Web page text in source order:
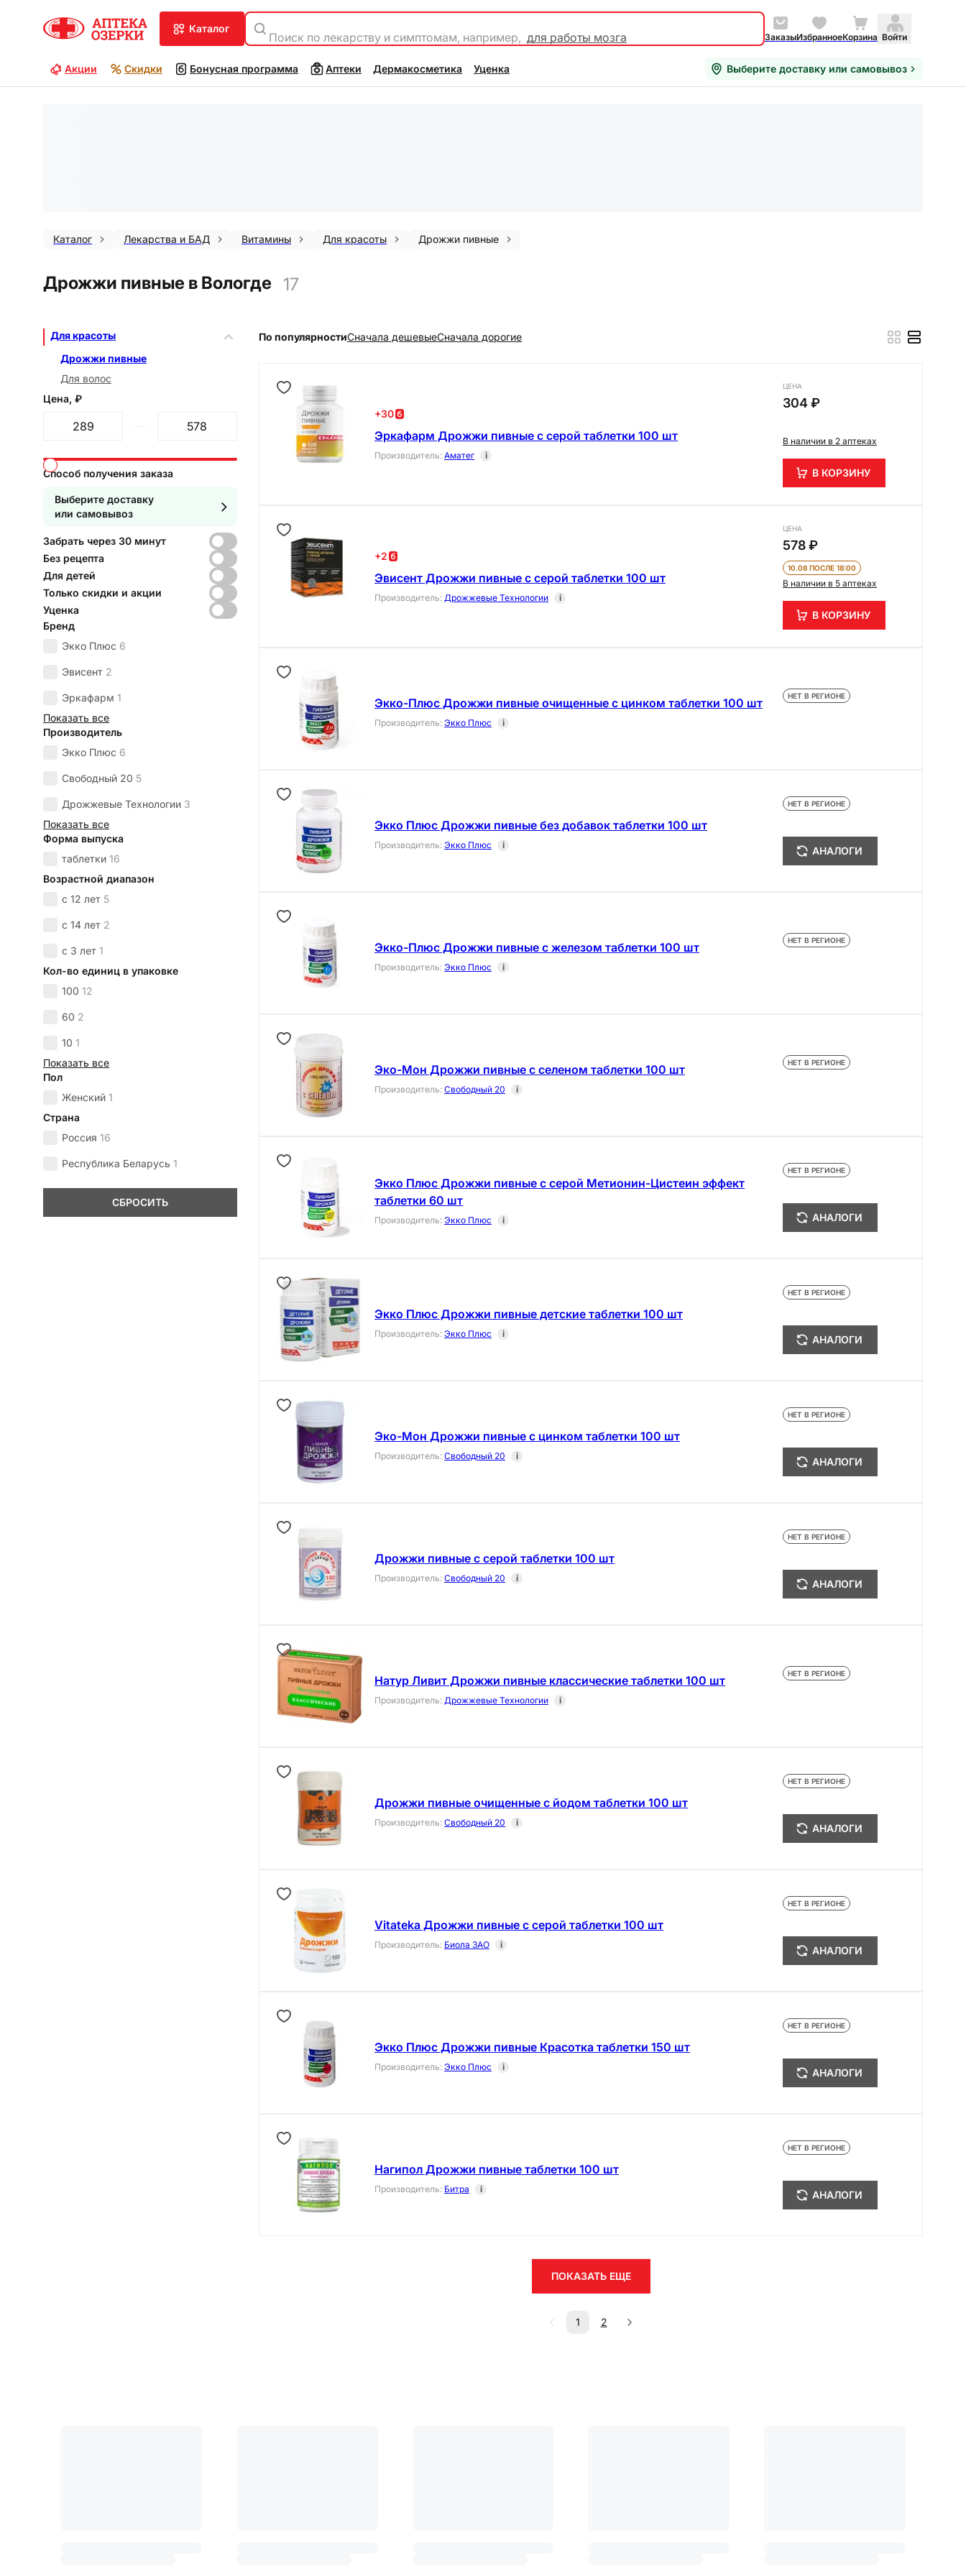
каталог
Поиск по лекарству и симптомам, например, для работы мозга ЗаказыИзбранноеКорзина Войти
Акции Скидки Бонусная программа Аптеки Дермакосметика Уценка Выберите доставку или самовывоз
Каталог Лекарства и БАД Витамины Для красоты Дрожжи пивные
Дрожжи пивные в Вологде 17
Для красоты
Дрожжи пивные
Для волос
Цена, ₽
Способ получения заказа
Выберите доставку
или самовывоз
Забрать через 30 минут
Без рецепта
Для детей
Только скидки и акции
Уценка
Бренд
Экко Плюс 6
Эвисент 2
Эркафарм 1
Показать все
Производитель
Экко Плюс 6
Свободный 20 5
Дрожжевые Технологии 3
Показать все
Форма выпуска
таблетки 16
Возрастной диапазон
с 12 лет 5
с 14 лет 2
с 3 лет 1
Кол-во единиц в упаковке
100 12
60 2
10 1
Показать все
Пол
Женский 1
Страна
Россия 16
Республика Беларусь 1
СБРОСИТЬ
По популярностиCначала дешевыеCначала дорогие
+30
Эркафарм Дрожжи пивные с серой таблетки 100 шт
Производитель: Аматег i
ЦЕНА
304 ₽
В наличии в 2 аптеках
В КОРЗИНУ
+2
Эвисент Дрожжи пивные с серой таблетки 100 шт
Производитель: Дрожжевые Технологии i
ЦЕНА
578 ₽
10.08 ПОСЛЕ 18:00
В наличии в 5 аптеках
В КОРЗИНУ
Экко-Плюс Дрожжи пивные очищенные с цинком таблетки 100 шт
Производитель: Экко Плюс i
НЕТ В РЕГИОНЕ
Экко Плюс Дрожжи пивные без добавок таблетки 100 шт
Производитель: Экко Плюс i
НЕТ В РЕГИОНЕ
АНАЛОГИ
Экко-Плюс Дрожжи пивные с железом таблетки 100 шт
Производитель: Экко Плюс i
НЕТ В РЕГИОНЕ
Эко-Мон Дрожжи пивные с селеном таблетки 100 шт
Производитель: Свободный 20 i
НЕТ В РЕГИОНЕ
Экко Плюс Дрожжи пивные с серой Метионин-Цистеин эффект
таблетки 60 шт
Производитель: Экко Плюс i
НЕТ В РЕГИОНЕ
АНАЛОГИ
Экко Плюс Дрожжи пивные детские таблетки 100 шт
Производитель: Экко Плюс i
НЕТ В РЕГИОНЕ
АНАЛОГИ
Эко-Мон Дрожжи пивные с цинком таблетки 100 шт
Производитель: Свободный 20 i
НЕТ В РЕГИОНЕ
АНАЛОГИ
Дрожжи пивные с серой таблетки 100 шт
Производитель: Свободный 20 i
НЕТ В РЕГИОНЕ
АНАЛОГИ
Натур Ливит Дрожжи пивные классические таблетки 100 шт
Производитель: Дрожжевые Технологии i
НЕТ В РЕГИОНЕ
Дрожжи пивные очищенные с йодом таблетки 100 шт
Производитель: Свободный 20 i
НЕТ В РЕГИОНЕ
АНАЛОГИ
Vitateka Дрожжи пивные с серой таблетки 100 шт
Производитель: Биола ЗАО i
НЕТ В РЕГИОНЕ
АНАЛОГИ
Экко Плюс Дрожжи пивные Красотка таблетки 150 шт
Производитель: Экко Плюс i
НЕТ В РЕГИОНЕ
АНАЛОГИ
Нагипол Дрожжи пивные таблетки 100 шт
Производитель: Битра i
НЕТ В РЕГИОНЕ
АНАЛОГИ
ПОКАЗАТЬ ЕЩЕ
1 2